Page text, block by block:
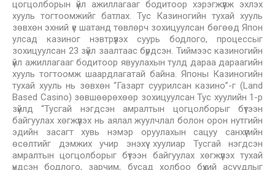
цогцолборын үйл ажиллагааг бодитоор хэрэгжүүлж эхлэх
хууль тогтоомжийг батлах. Тус Казиногийн тухай хууль
зөвхөн эхний үе шатанд төвлөрч зохицуулсан бөгөөд Япон
улсад казиног нэвтрүүлэх суурь бодлого, процессыг
зохицуулсан 23 зүйл заалтаас бүрдсэн. Тиймээс казиногийн
үйл ажиллагааг бодитоор явуулахын тулд дараа дараагийн
хууль тогтоомж шаардлагатай байна. Японы Казиногийн
тухай хууль нь зөвхөн “Газарт суурилсан казино”-г (Land
Based Casino) зөвшөөрөхөөр зохицуулсан Тус хуулийн 1-р
зүйлд “Тусгай нэгдсэн амралтын цогцолборыг бүтээн
байгуулах хөгжүүлэх нь аялал жуулчлал болон орон нутгийн
эдийн засагт хувь нэмэр оруулахын сацуу санхүүгийн
өсөлтийг дэмжих учир энэхүү хуулиар Тусгай нэгдсэн
амралтын цогцолборыг бүтээн байгуулах хөгжүүлэх тухай
үндсэн бодлого, зарчим, бусад холбоо бүхий асуудлыг